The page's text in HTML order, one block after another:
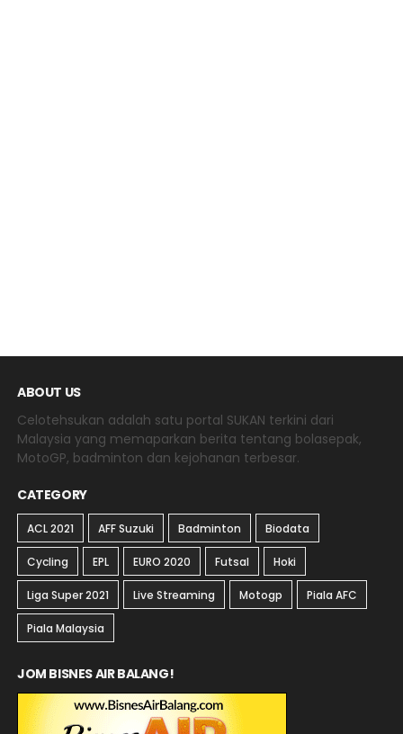
ABOUT US
Celotehsukan adalah satu portal SUKAN terkini dari
Malaysia yang memaparkan berita tentang bolasepak,
MotoGP, badminton dan kejohanan terbesar.
CATEGORY
ACL 2021 AFF Suzuki Badminton Biodata
Cycling EPL EURO 2020 Futsal Hoki
Liga Super 2021 Live Streaming Motogp Piala AFC
Piala Malaysia
JOM BISNES AIR BALANG!